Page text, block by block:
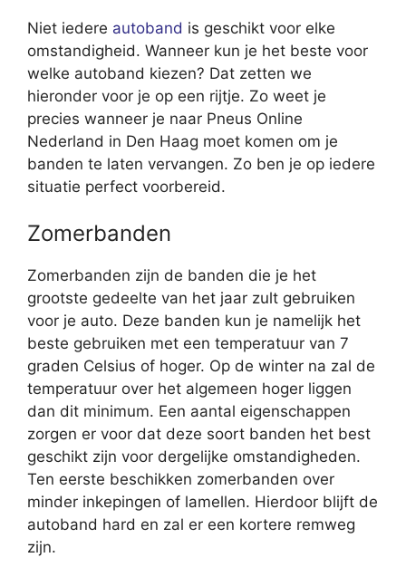
Niet iedere autoband is geschikt voor elke
omstandigheid. Wanneer kun je het beste voor
welke autoband kiezen? Dat zetten we
hieronder voor je op een rijtje. Zo weet je
precies wanneer je naar Pneus Online
Nederland in Den Haag moet komen om je
banden te laten vervangen. Zo ben je op iedere
situatie perfect voorbereid.
Zomerbanden
Zomerbanden zijn de banden die je het
grootste gedeelte van het jaar zult gebruiken
voor je auto. Deze banden kun je namelijk het
beste gebruiken met een temperatuur van 7
graden Celsius of hoger. Op de winter na zal de
temperatuur over het algemeen hoger liggen
dan dit minimum. Een aantal eigenschappen
zorgen er voor dat deze soort banden het best
geschikt zijn voor dergelijke omstandigheden.
Ten eerste beschikken zomerbanden over
minder inkepingen of lamellen. Hierdoor blijft de
autoband hard en zal er een kortere remweg
zijn.